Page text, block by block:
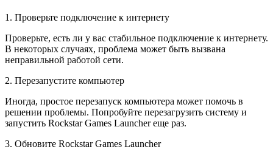
1. Проверьте подключение к интернету
Проверьте, есть ли у вас стабильное подключение к интернету.
В некоторых случаях, проблема может быть вызвана
неправильной работой сети.
2. Перезапустите компьютер
Иногда, простое перезапуск компьютера может помочь в
решении проблемы. Попробуйте перезагрузить систему и
запустить Rockstar Games Launcher еще раз.
3. Обновите Rockstar Games Launcher